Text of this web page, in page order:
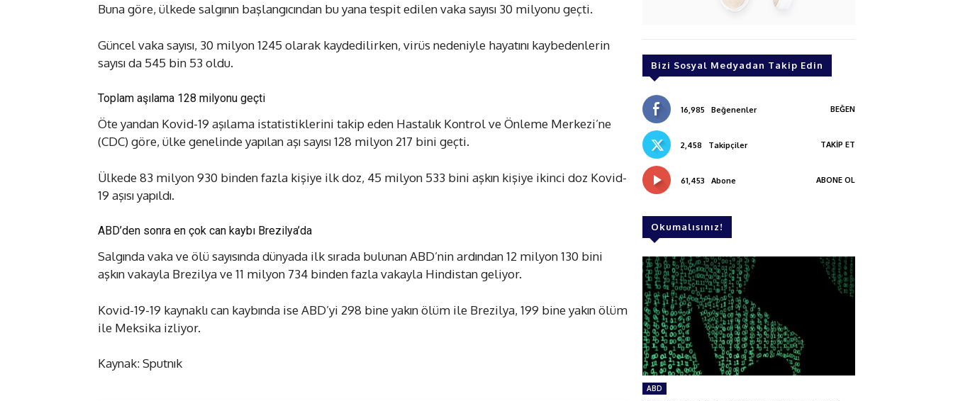
Buna göre, ülkede salgının başlangıcından bu yana tespit edilen vaka sayısı 30 milyonu geçti.
Güncel vaka sayısı, 30 milyon 1245 olarak kaydedilirken, virüs nedeniyle hayatını kaybedenlerin
sayısı da 545 bin 53 oldu.
Toplam aşılama 128 milyonu geçti
Öte yandan Kovid-19 aşılama istatistiklerini takip eden Hastalık Kontrol ve Önleme Merkezi’ne
(CDC) göre, ülke genelinde yapılan aşı sayısı 128 milyon 217 bini geçti.
Ülkede 83 milyon 930 binden fazla kişiye ilk doz, 45 milyon 533 bini aşkın kişiye ikinci doz Kovid-
19 aşısı yapıldı.
ABD’den sonra en çok can kaybı Brezilya’da
Salgında vaka ve ölü sayısında dünyada ilk sırada bulunan ABD’nin ardından 12 milyon 130 bini
aşkın vakayla Brezilya ve 11 milyon 734 binden fazla vakayla Hindistan geliyor.
Kovid-19-19 kaynaklı can kaybında ise ABD’yi 298 bine yakın ölüm ile Brezilya, 199 bine yakın ölüm
ile Meksika izliyor.
Kaynak: Sputnık
Bizi Sosyal Medyadan Takip Edin
16,985 Beğenenler BEĞEN
2,458 Takipçiler TAKIP ET
61,453 Abone ABONE OL
Okumalısınız!
ABD